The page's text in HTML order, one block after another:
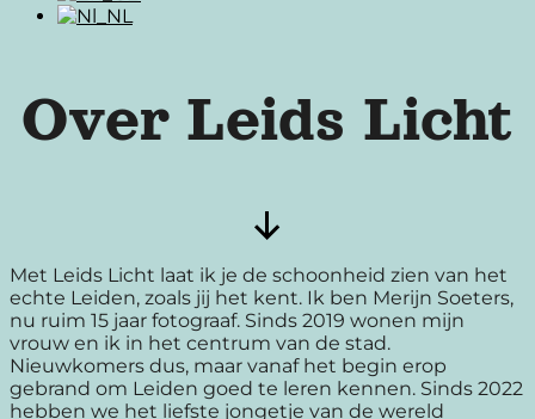
Over Leids Licht
naar
beneden
Met Leids Licht laat ik je de schoonheid zien van het
echte Leiden, zoals jij het kent. Ik ben Merijn Soeters,
nu ruim 15 jaar fotograaf. Sinds 2019 wonen mijn
vrouw en ik in het centrum van de stad.
Nieuwkomers dus, maar vanaf het begin erop
gebrand om Leiden goed te leren kennen. Sinds 2022
hebben we het liefste jongetje van de wereld